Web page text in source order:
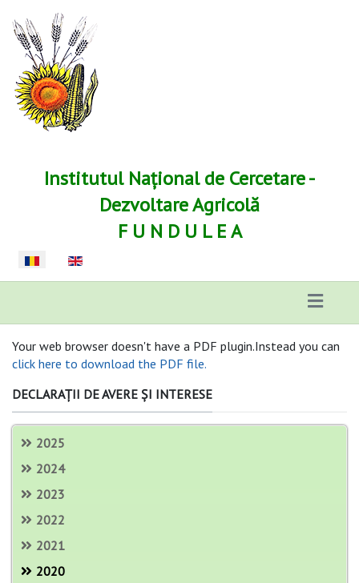
Institutul Național de Cercetare -
Dezvoltare Agricolă
F U N D U L E A
Selectați limba dvs
Your web browser doesn't have a PDF plugin.Instead you can
click here to download the PDF file.
DECLARAȚII DE AVERE ȘI INTERESE
2025
2024
2023
2022
2021
2020